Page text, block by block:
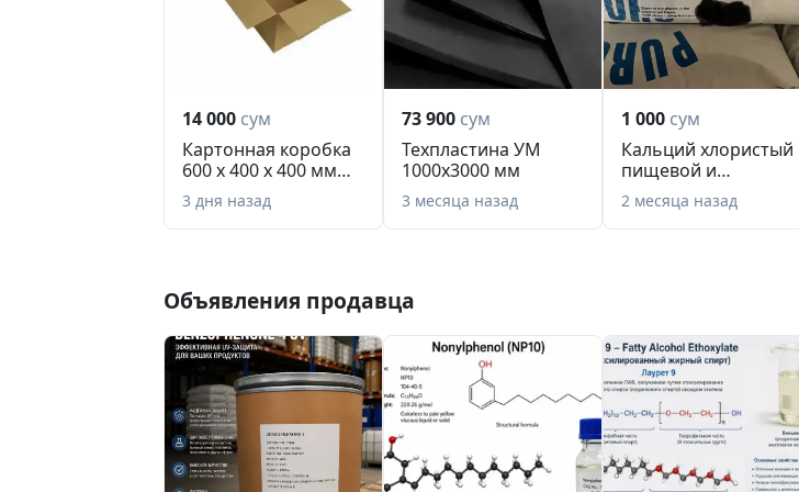
14 000 сум
Картонная коробка
600 х 400 х 400 мм
№11 Т-24В 020...
3 дня назад
73 900 сум
Техпластина УМ
1000х3000 мм
3 месяца назад
1 000 сум
Кальций хлористый
пищевой и
технический,
кальций к...
2 месяца назад
Объявления продавца